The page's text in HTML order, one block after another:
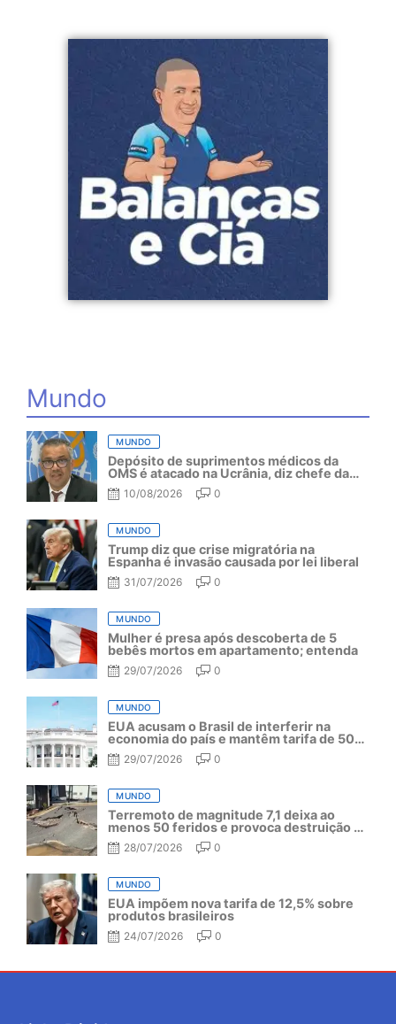
Mundo
MUNDO
Depósito de suprimentos médicos da
OMS é atacado na Ucrânia, diz chefe da
organização
10/08/2026 0
MUNDO
Trump diz que crise migratória na
Espanha é invasão causada por lei liberal
31/07/2026 0
MUNDO
Mulher é presa após descoberta de 5
bebês mortos em apartamento; entenda
29/07/2026 0
MUNDO
EUA acusam o Brasil de interferir na
economia do país e mantêm tarifa de 50%
por mais um ano
29/07/2026 0
MUNDO
Terremoto de magnitude 7,1 deixa ao
menos 50 feridos e provoca destruição no
Japão
28/07/2026 0
MUNDO
EUA impõem nova tarifa de 12,5% sobre
produtos brasileiros
24/07/2026 0